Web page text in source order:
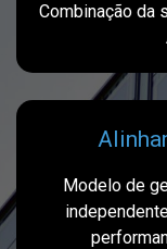
Combinação da
Modelo de